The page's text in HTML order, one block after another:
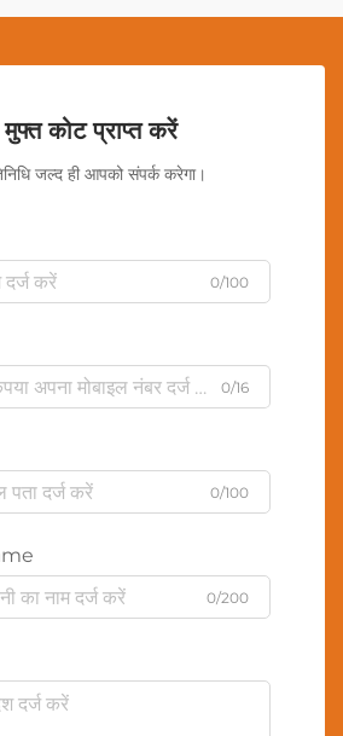
कोट प्राप्त करें
जल्द ही आपको संपर्क करेगा।
0/100
0/16
0/100
0/200